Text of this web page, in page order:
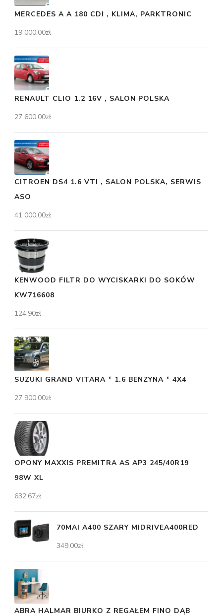
MERCEDES A A 180 CDI , KLIMA, PARKTRONIC
19 000,00zł
RENAULT CLIO 1.2 16V , SALON POLSKA
27 600,00zł
CITROEN DS4 1.6 VTI , SALON POLSKA, SERWIS
ASO
41 000,00zł
KENWOOD FILTR DO WYCISKARKI DO SOKÓW
KW716608
124,90zł
SUZUKI GRAND VITARA * 1.6 BENZYNA * 4X4
27 900,00zł
OPONY MAXXIS PREMITRA AS AP3 245/40R19
98W XL
632,67zł
70MAI A400 SZARY MIDRIVEA400RED
349,00zł
ABRA HALMAR BIURKO Z REGAŁEM FINO DĄB